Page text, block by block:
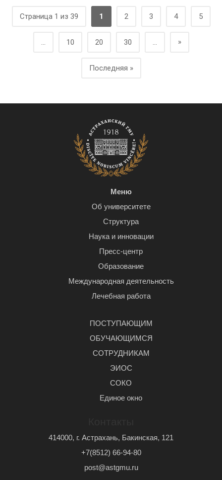
Страница 1 из 39 1 2 3 4 5
... 10 20 30 ... »
Последняя »
Меню
Об университете
Структура
Наука и инновации
Пресс-центр
Образование
Международная деятельность
Лечебная работа
ПОСТУПАЮЩИМ
ОБУЧАЮЩИМСЯ
СОТРУДНИКАМ
ЭИОС
СОКО
Единое окно
414000, г. Астрахань, Бакинская, 121
+7(8512) 66-94-80
post@astgmu.ru